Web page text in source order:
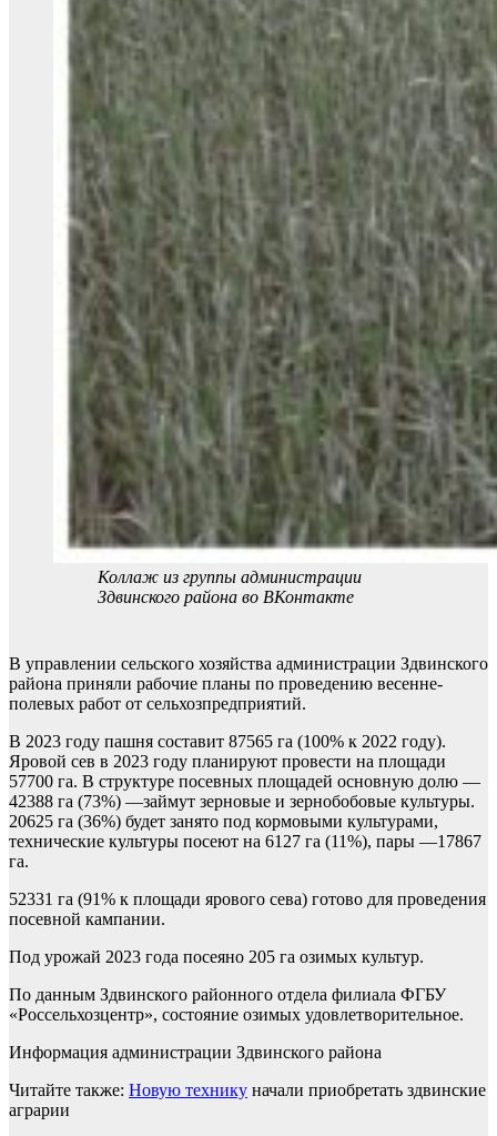
Коллаж из группы администрации
Здвинского района во ВКонтакте
В управлении сельского хозяйства администрации Здвинского
района приняли рабочие планы по проведению весенне-
полевых работ от сельхозпредприятий.
В 2023 году пашня составит 87565 га (100% к 2022 году).
Яровой сев в 2023 году планируют провести на площади
57700 га. В структуре посевных площадей основную долю —
42388 га (73%) —займут зерновые и зернобобовые культуры.
20625 га (36%) будет занято под кормовыми культурами,
технические культуры посеют на 6127 га (11%), пары —17867
га.
52331 га (91% к площади ярового сева) готово для проведения
посевной кампании.
Под урожай 2023 года посеяно 205 га озимых культур.
По данным Здвинского районного отдела филиала ФГБУ
«Россельхозцентр», состояние озимых удовлетворительное.
Информация администрации Здвинского района
Читайте также: Новую технику начали приобретать здвинские
аграрии